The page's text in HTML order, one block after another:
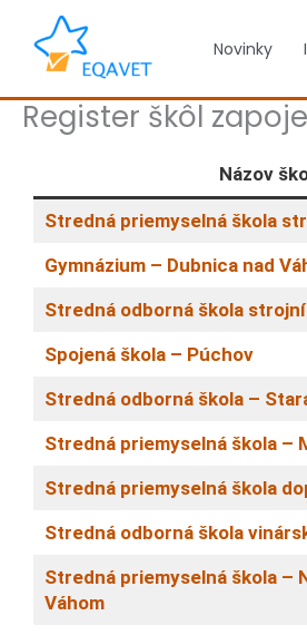
Preskočiť
obsah
Novinky
Register škôl
Názov
Stredná priemyselná škola
Gymnázium – Dubnica nad
Stredná odborná škola
Spojená škola – Púchov
Stredná odborná škola –
Stredná priemyselná škola –
Stredná priemyselná škola
Stredná odborná škola
Stredná priemyselná škola –
Váhom